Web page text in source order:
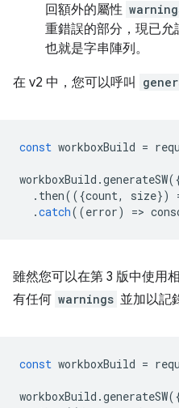
回額外的屬性
重錯誤的部分，現已允
也就是字串陣列。
在 v2 中，您可以呼叫
const workboxBuild =
workboxBuild .generateSW
. then(({count, size})
.catch((error) =>
雖然您可以在第 3 版中使用
有任何 warnings 並加以記
const workboxBuild =
workboxBuild .generateSW